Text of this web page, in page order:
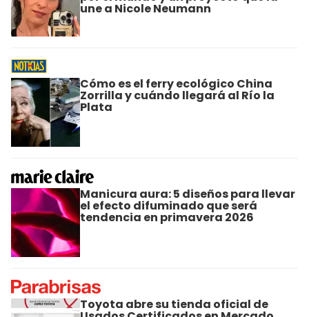
une a Nicole Neumann
Cómo es el ferry ecológico China
Zorrilla y cuándo llegará al Río la
Plata
Manicura aura: 5 diseños para llevar
el efecto difuminado que será
tendencia en primavera 2026
Toyota abre su tienda oficial de